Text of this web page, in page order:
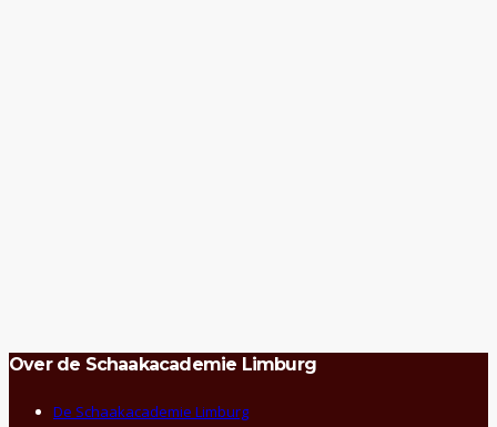
Over de Schaakacademie Limburg
De Schaakacademie Limburg